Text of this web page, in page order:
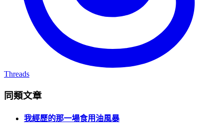
Threads
同類文章
我經歷的那一場食用油風暴